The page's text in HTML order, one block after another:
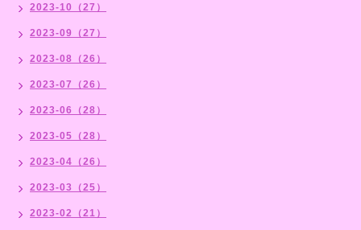
2023-10（27）
2023-09（27）
2023-08（26）
2023-07（26）
2023-06（28）
2023-05（28）
2023-04（26）
2023-03（25）
2023-02（21）